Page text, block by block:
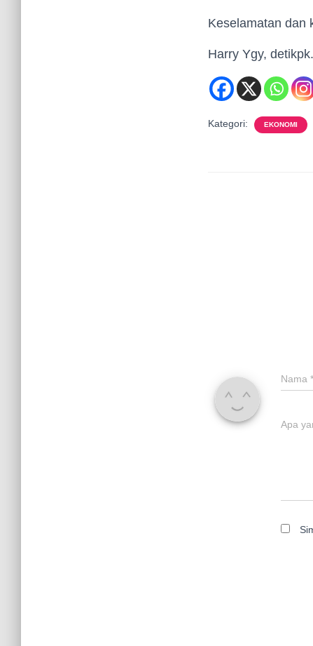
Keselamatan dan
Harry Ygy,
Kategori: EKONOMI
Nama *
Apa